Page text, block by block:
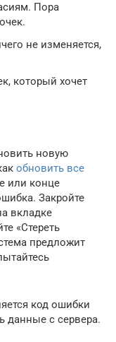
Пора
не изменяется,
который хочет
новую
обновить все
или конце
Закройте
вкладке
«Стереть
предложит
код ошибки
данные с сервера.